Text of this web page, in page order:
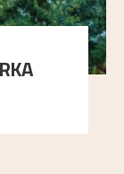
malerier